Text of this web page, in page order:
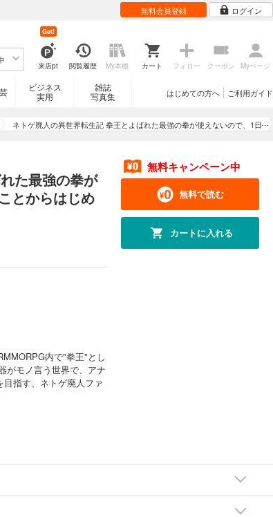
無料会員登録 ログイン
来店pt
Get!
閲覧履歴 My本棚 カート フォロー クーポン Myページ
ビジネス
実用
雑誌
写真集
ご利用ガイド
はじめての方へ
ネトゲ廃人の異世界転生記 拳王とよばれた最強の拳が使えないので、1日
た最強の拳が
とからはじめ
内で"拳王"とし
がモノ言う世界で、アナ
指す、ネトゲ廃人ファ
無料キャンペーン中
無料で読む
カートに入れる